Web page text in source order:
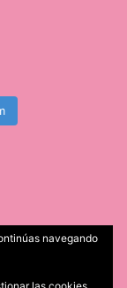
navegando